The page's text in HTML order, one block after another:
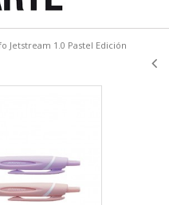
Jetstream 1.0 Pastel Edición